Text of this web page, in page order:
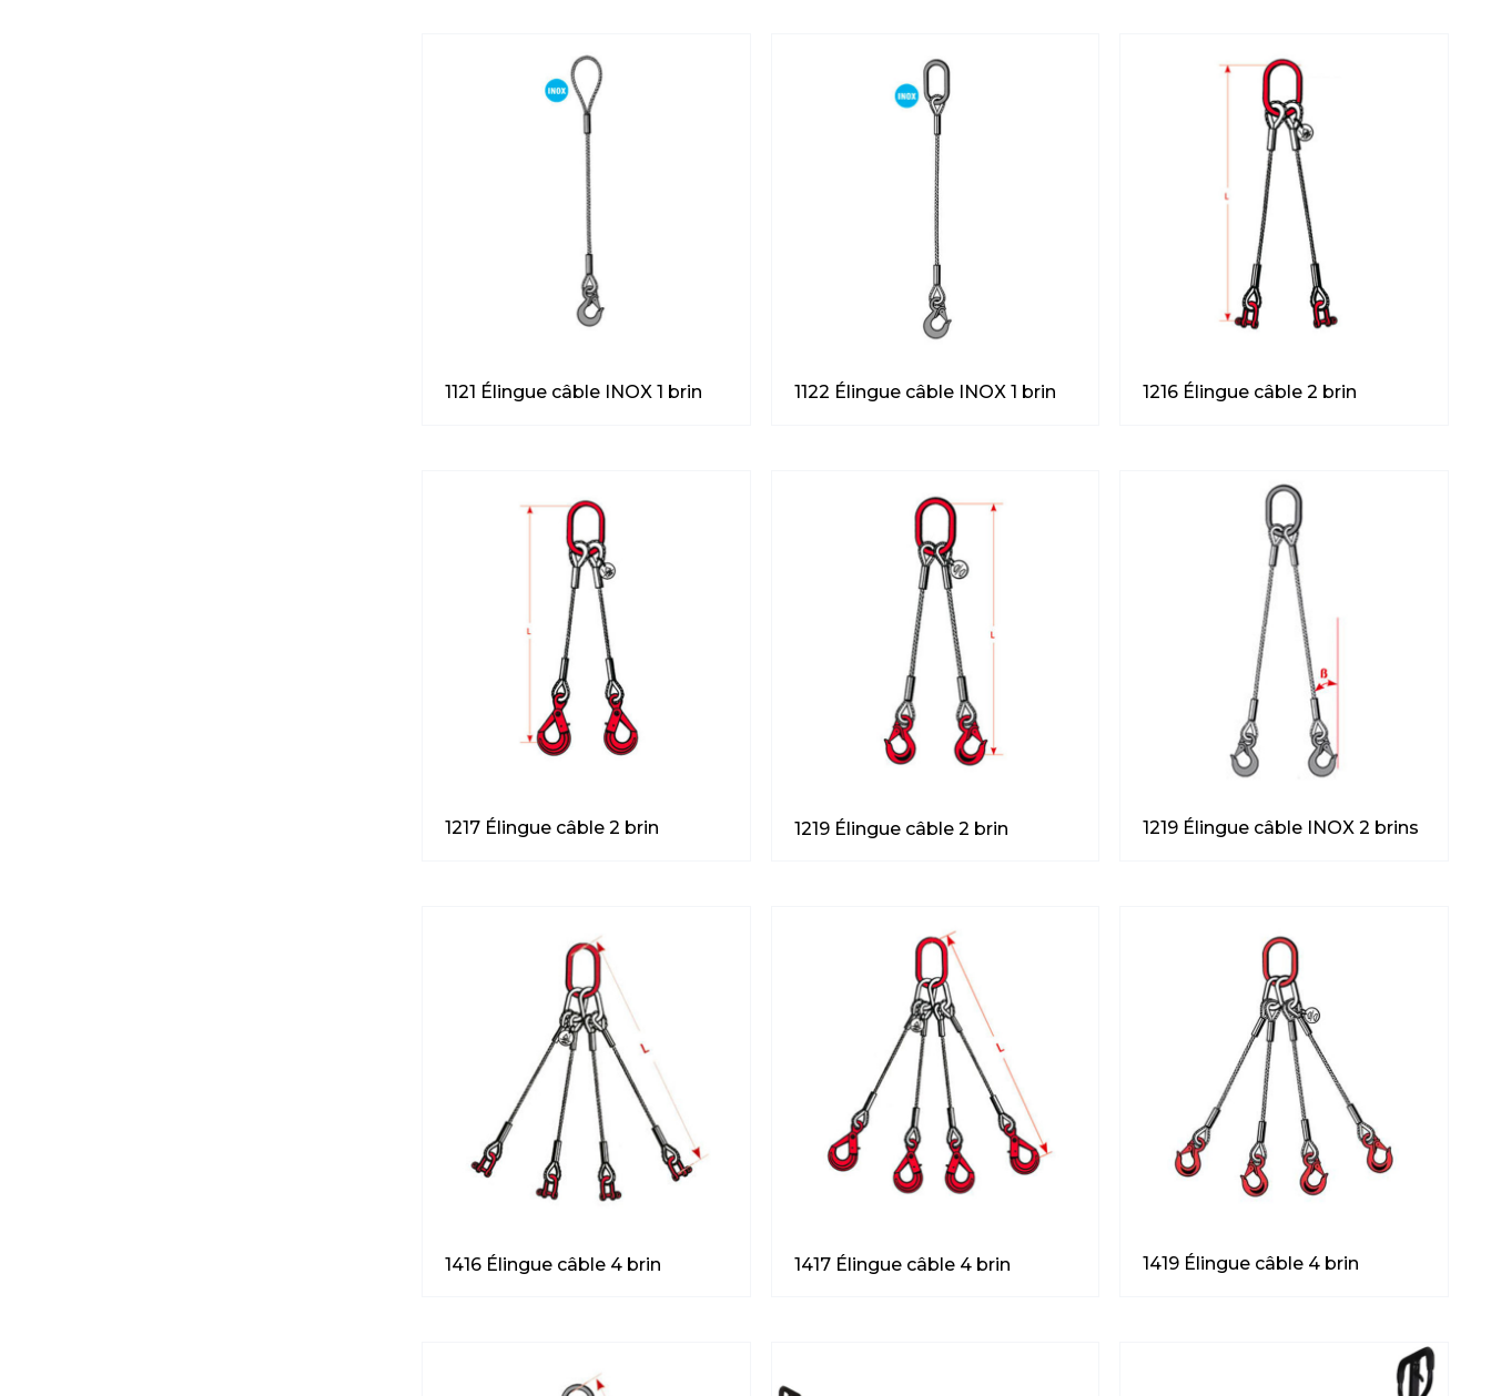
1121 Élingue câble INOX 1 brin 1122 Élingue câble INOX 1 brin 1216 Élingue câble 2 brin
1217 Élingue câble 2 brin 1219 Élingue câble 2 brin 1219 Élingue câble INOX 2 brins
1416 Élingue câble 4 brin 1417 Élingue câble 4 brin 1419 Élingue câble 4 brin